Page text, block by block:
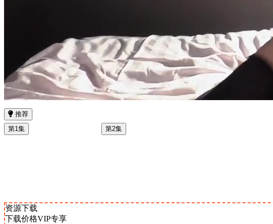
推荐
第1集
第2集
资源下载
下载价格VIP专享